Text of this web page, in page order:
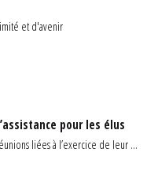
et d'avenir
pour les élus
liées à l’exercice de leur ...